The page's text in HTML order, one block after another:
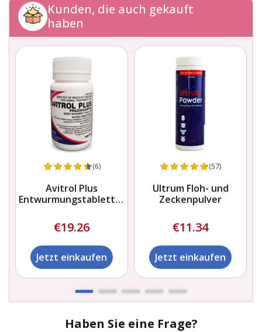
Kunden, die auch gekauft
haben
(6)
Avitrol Plus
Entwurmungstabletten
€19.26
Jetzt einkaufen
(57)
Ultrum Floh- und
Zeckenpulver
€11.34
Jetzt einkaufen
Haben Sie eine Frage?